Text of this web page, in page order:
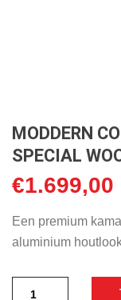
MODDERN
SPECIAL
€1.699,00
Een premium
aluminium